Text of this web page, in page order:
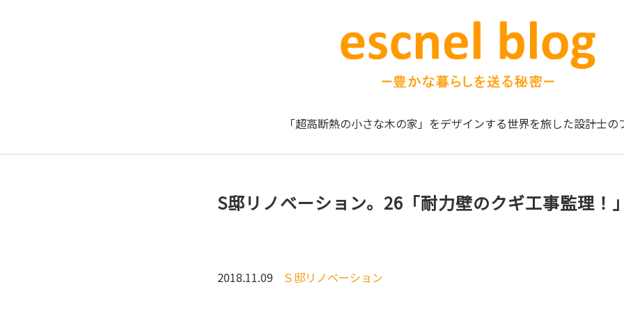
「超高断熱の小さな木の家」をデザインする世界を旅した設計士の
S邸リノベーション。26「耐力壁のクギ工事監理！」
2018.11.09 Ｓ邸リノベーション